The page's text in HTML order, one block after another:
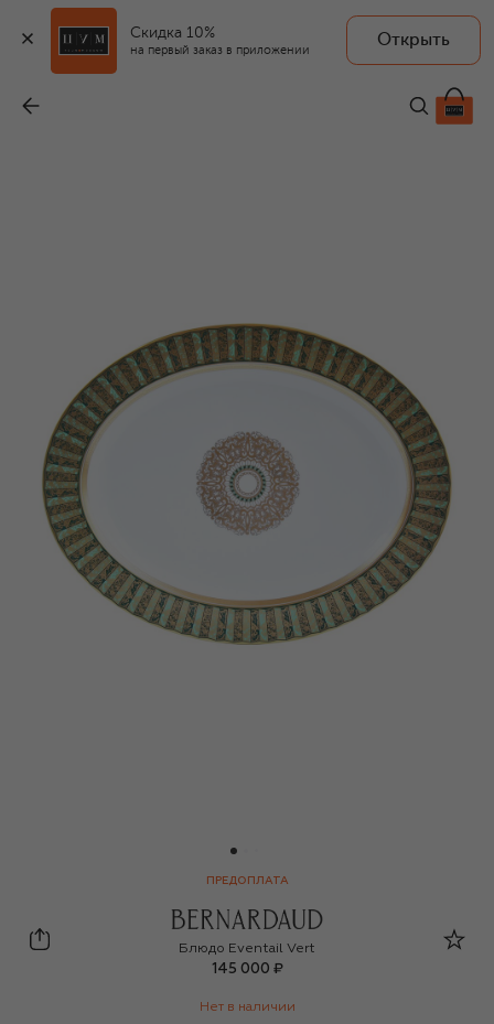
Скидка 10%
на первый заказ в приложении
Открыть
145 000 ₽
ПРЕДОПЛАТА
Bernardaud
Блюдо Eventail Vert
145 000 ₽
Нет в наличии